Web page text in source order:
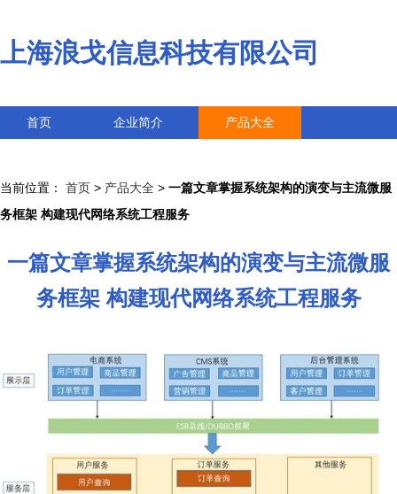
上海浪戈信息科技有限公司
首页 企业简介 产品大全
当前位置： 首页 > 产品大全 > 一篇文章掌握系统架构的演变与主流微服
务框架 构建现代网络系统工程服务
一篇文章掌握系统架构的演变与主流微服
务框架 构建现代网络系统工程服务